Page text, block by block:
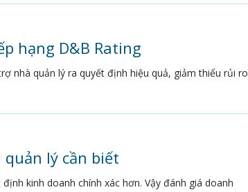
hạng D&B Rating
nhà quản lý ra quyết định hiệu quả, giảm thiểu rủi ro
lý cần biết
kinh doanh chính xác hơn. Vậy đánh giá doanh